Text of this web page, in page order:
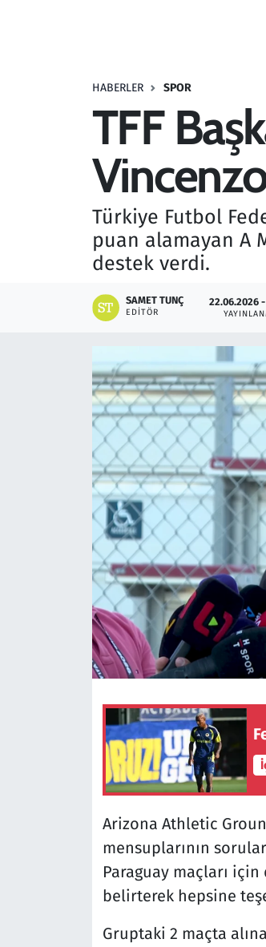
HABERLER SPOR
TFF
Türkiye Futbol
puan alamayan A
destek verdi.
SAMET TUNÇ
EDITÖR
22.06.2026
Arizona Athletic
mensuplarının
Paraguay maçları
belirterek hepsine
Gruptaki 2 maçta
Savunma Sanayi
Televizyon